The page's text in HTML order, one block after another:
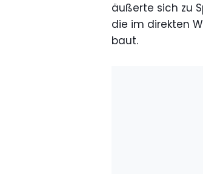
äußerte sich zu
die im direkten
baut.